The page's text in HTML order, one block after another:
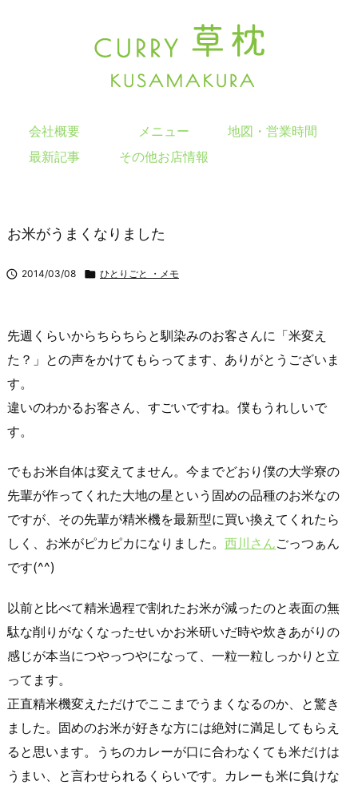
会社概要 メニュー
地図・営業時間
最新記事
その他お店情報
お米がうまくなりました
 2014/03/08  ひとりごと ・メモ
先週くらいからちらちらと馴染みのお客さんに「米変え
た？」との声をかけてもらってます、ありがとうございま
す。
違いのわかるお客さん、すごいですね。僕もうれしいで
す。
でもお米自体は変えてません。今までどおり僕の大学寮の
先輩が作ってくれた大地の星という固めの品種のお米なの
ですが、その先輩が精米機を最新型に買い換えてくれたら
しく、お米がピカピカになりました。 西川さんごっつぁん
です(^^)
以前と比べて精米過程で割れたお米が減ったのと表面の無
駄な削りがなくなったせいかお米研いだ時や炊きあがりの
感じが本当につやっつやになって、一粒一粒しっかりと立
ってます。
正直精米機変えただけでここまでうまくなるのか、と驚き
ました。固めのお米が好きな方には絶対に満足してもらえ
ると思います。うちのカレーが口に合わなくても米だけは
うまい、と言わせられるくらいです。カレーも米に負けな